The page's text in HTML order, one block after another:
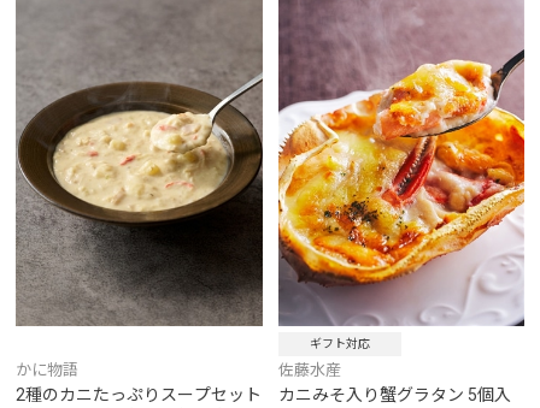
かに物語
2種のカニたっぷりスープセット
ギフト対応
佐藤水産
カニみそ入り蟹グラタン 5個入